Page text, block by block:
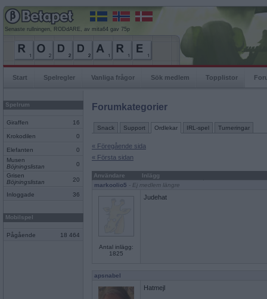
Senaste rullningen, RODdARE, av mita64 gav 75p
Start Spelregler Vanliga frågor Sök medlem Topplistor
Spelrum
Giraffen 16
Krokodilen 0
Elefanten
0
Musen
Böjningslistan
0
Grisen
Böjningslistan
20
Inloggade 36
Mobilspel
Pågående 18 464
Forumkategorier
Snack Support Ordlekar IRL-spel Turneringar
« Föregående sida
« Första sidan
Användare
Inlägg
markoolio5 - Ej medlem längre
Antal inlägg:
1825
Judehat
apsnabel
Hatmejl